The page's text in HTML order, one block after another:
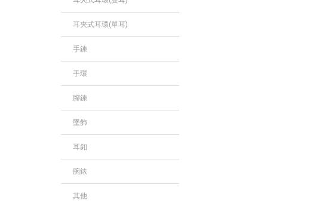
耳夾式耳環(單耳)
手鍊
手環
腳鍊
墜飾
耳釦
腕錶
其他